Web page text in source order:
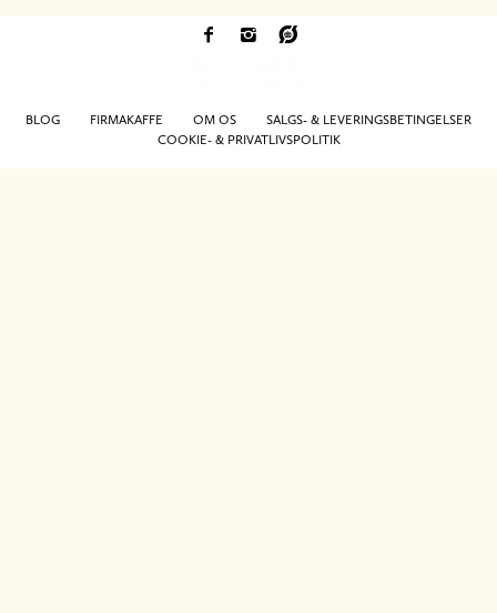
BLOG FIRMAKAFFE OM OS
SALGS- & LEVERINGSBETINGELSER
COOKIE- & PRIVATLIVSPOLITIK